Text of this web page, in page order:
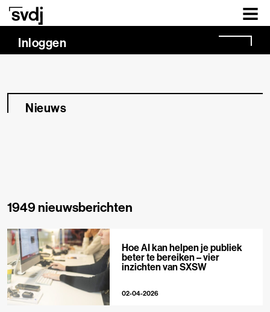
Naar hoofdinhoud
Inloggen
Nieuws
1949 nieuwsberichten
Hoe AI kan helpen je publiek
beter te bereiken – vier
inzichten van SXSW
02-04-2026